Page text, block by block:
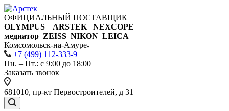
ОФИЦИАЛЬНЫЙ ПОСТАВЩИК
OLYMPUS ARSTEK NEXCOPE
медиатор ZEISS NIKON LEICA
Комсомольск-на-Амуре
+7 (499) 112-333-9
Пн. – Пт.: с 9:00 до 18:00
Заказать звонок
681010, пр-кт Первостроителей, д 31